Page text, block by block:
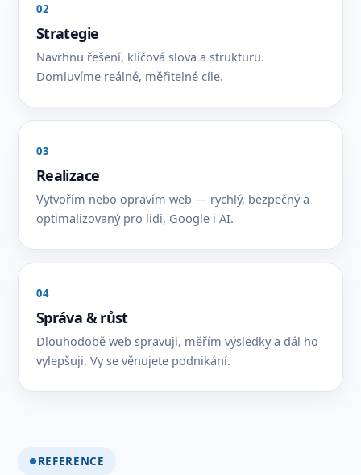
02
Strategie
Navrhnu řešení, klíčová slova a strukturu.
Domluvíme reálné, měřitelné cíle.
03
Realizace
Vytvořím nebo opravím web — rychlý, bezpečný a
optimalizovaný pro lidi, Google i AI.
04
Správa & růst
Dlouhodobě web spravuji, měřím výsledky a dál ho
vylepšuji. Vy se věnujete podnikání.
REFERENCE